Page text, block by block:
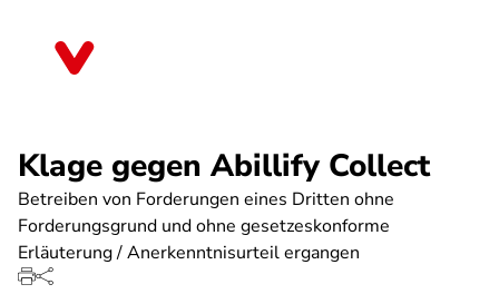
Klage gegen Abillify Collect
Betreiben von Forderungen eines Dritten ohne
Forderungsgrund und ohne gesetzeskonforme
Erläuterung / Anerkenntnisurteil ergangen